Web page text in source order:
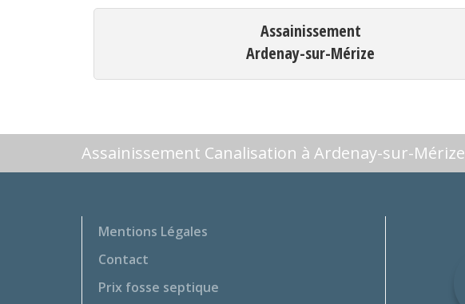
Assainissement
Ardenay-sur-Mérize
Assainissement Canalisation à Ardenay-sur-Mérize
Mentions Légales
Contact
Prix fosse septique